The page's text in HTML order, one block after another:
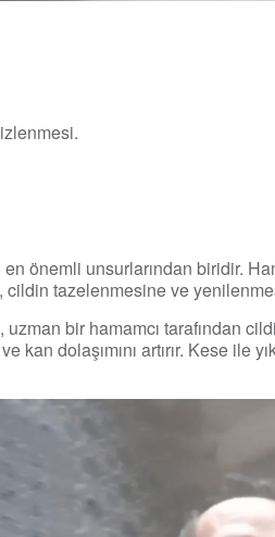
önemli unsurlarından biridir.
cildin tazelenmesine ve
uzman bir hamamcı tarafından
kan dolaşımını artırır. Kese